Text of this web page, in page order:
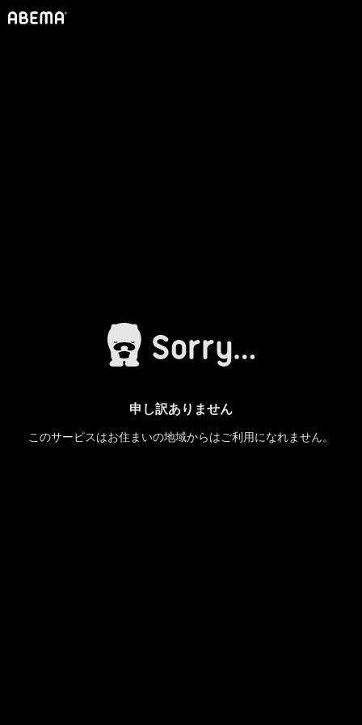
申し訳ありません
このサービスはお住まいの地域からはご利用になれません。